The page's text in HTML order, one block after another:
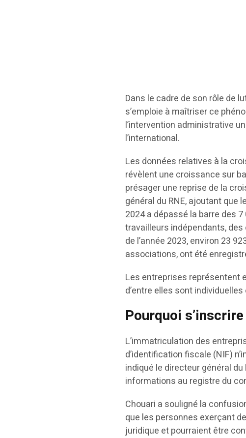
Dans le cadre de son rôle de
s’emploie à maîtriser ce
l’intervention administrative
l’international.
Les données relatives à la
révèlent une croissance sur
présager une reprise de la
général du RNE, ajoutant que
2024 a dépassé la barre des
travailleurs indépendants,
de l’année 2023, environ 23
associations, ont été
Les entreprises représentent
d’entre elles sont
Pourquoi
L’immatriculation des
d’identification fiscale (NIF)
indiqué le directeur général
informations au registre du
Chouari a souligné la
que les personnes exerçant
juridique et pourraient être